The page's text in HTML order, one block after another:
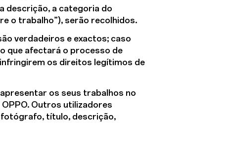
descrição, a categoria do
o trabalho”), serão recolhidos.
verdadeiros e exactos; caso
que afectará o processo de
os direitos legítimos de
os seus trabalhos no
Outros utilizadores
fotógrafo, título, descrição,